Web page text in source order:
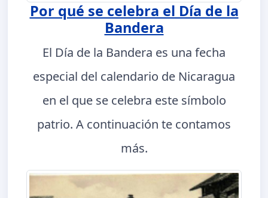
Por qué se celebra el Día de la
Bandera
El Día de la Bandera es una fecha
especial del calendario de Nicaragua
en el que se celebra este símbolo
patrio. A continuación te contamos
más.